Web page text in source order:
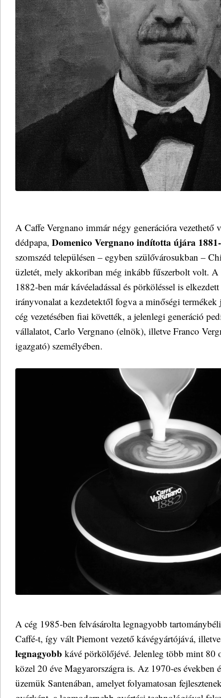
A Caffe Vergnano immár négy generációra vezethető
dédpapa, Domenico Vergnano indította újára
szomszéd településen – egyben szülővárosukban –
üzletét, mely akkoriban még inkább fűszerbolt volt. A
1882-ben már kávéeladással és pörköléssel is
irányvonalat a kezdetektől fogva a minőségi termékek
cég vezetésében fiai követték, a jelenlegi generáció
vállalatot, Carlo Vergnano (elnök), illetve Franco
igazgató) személyében.
A cég 1985-ben felvásárolta legnagyobb
Caffé-t, így vált Piemont vezető kávégyártójává,
legnagyobb kávé pörkölőjévé. Jelenleg több mint 80
közel 20 éve Magyarországra is. Az 1970-es
üzemük Santenában, amelyet folyamatosan